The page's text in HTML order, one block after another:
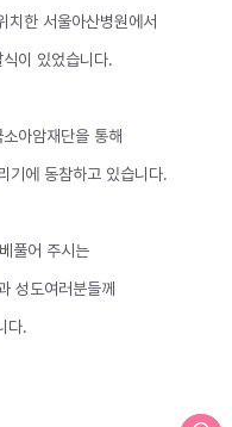
한 서울아산병원에서
이 있었습니다.
아암재단을 통해
기에 동참하고 있습니다.
풀어 주시는
성도여러분들께
다.